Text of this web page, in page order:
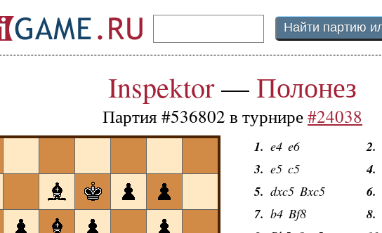
Inspektor— Полонез
Партия #536802 в турнире#24038
1. e4 e6 2.
3. e5 c5 4.
5. dxc5 Bxc5 6.
7. b4 Bf8 8.